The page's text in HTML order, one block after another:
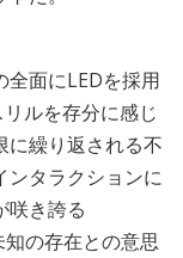
面にLEDを採用
ルを存分に感じ
に繰り返される不
ンタラクションに
咲き誇る
知の存在との意思